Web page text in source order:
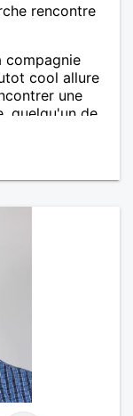
rencontre
compagnie
cool allure
une
,quelqu'un de